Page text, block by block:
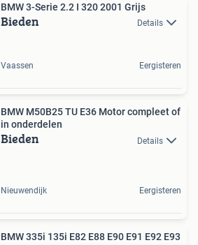
BMW 3-Serie 2.2 I 320 2001 Grijs
Bieden Details
Vaassen Eergisteren
BMW M50B25 TU E36 Motor compleet of
in onderdelen
Bieden Details
Nieuwendijk Eergisteren
BMW 335i 135i E82 E88 E90 E91 E92 E93